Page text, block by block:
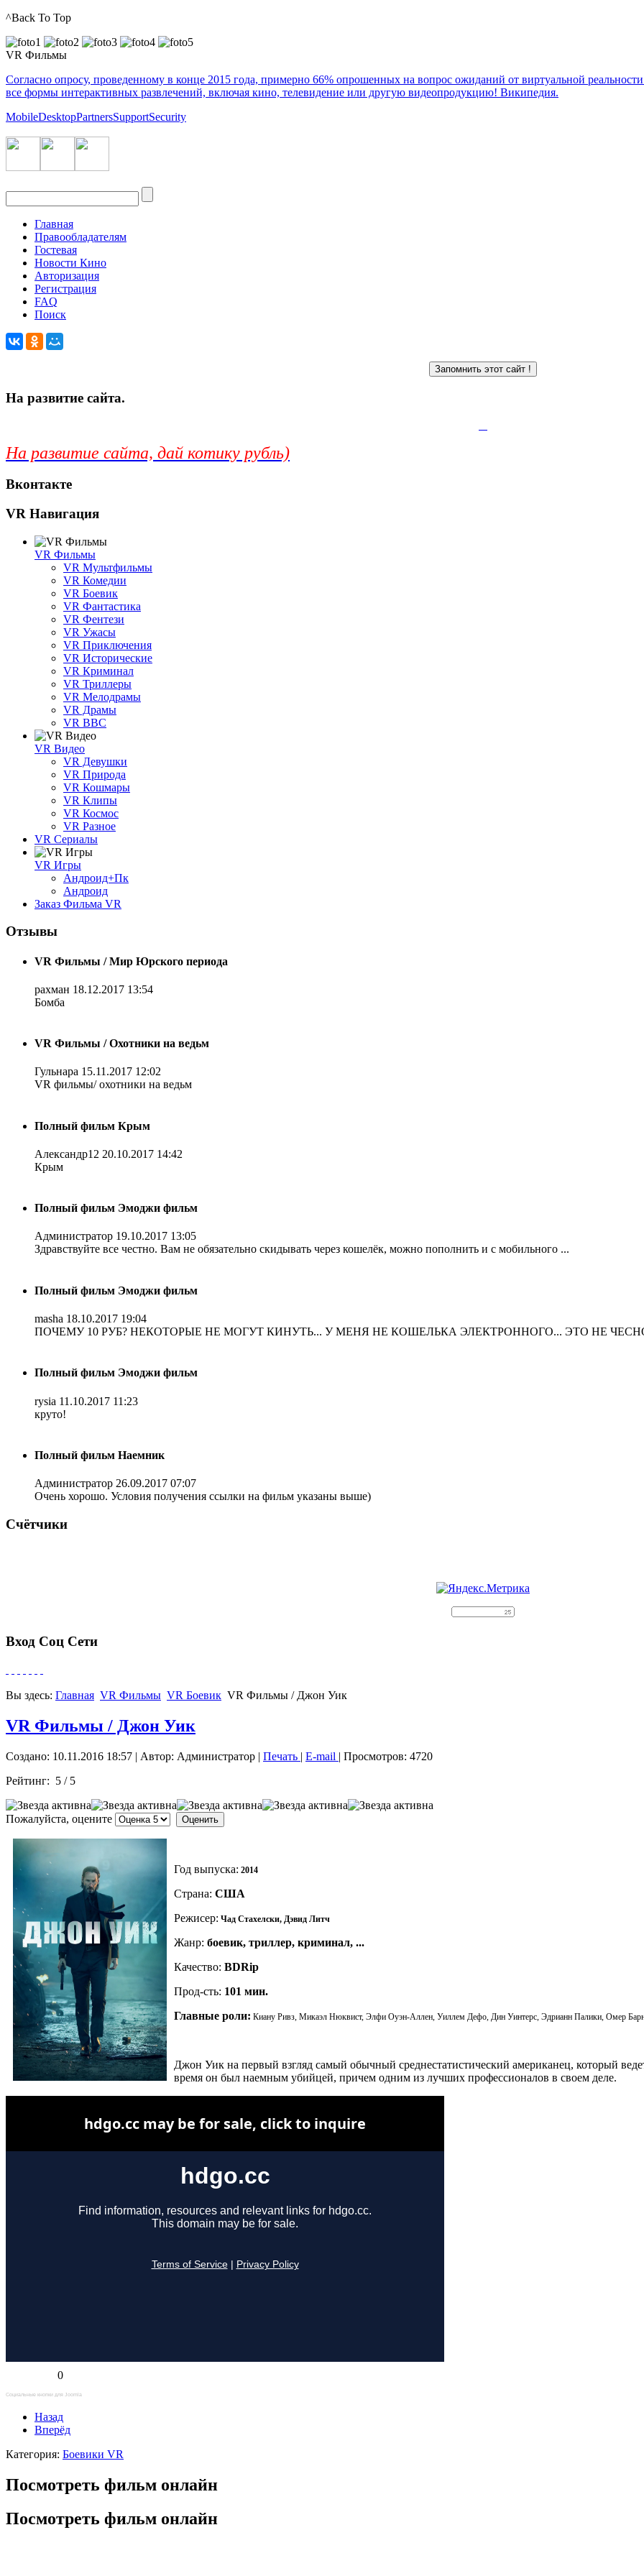
^Back To Top
VR Фильмы
Согласно опросу, проведенному в конце 2015 года, примерно 66% опрошенных на вопрос ожиданий от виртуальной
все формы интерактивных развлечений, включая кино, телевидение или другую видеопродукцию! Википедия.
MobileDesktopPartnersSupportSecurity
Главная
Правообладателям
Гостевая
Новости Кино
Авторизация
Регистрация
FAQ
Поиск
На развитие сайта.
На развитие сайта, дай котику рубль)
Вконтакте
VR Навигация
VR Фильмы
VR Мультфильмы
VR Комедии
VR Боевик
VR Фантастика
VR Фентези
VR Ужасы
VR Приключения
VR Исторические
VR Криминал
VR Триллеры
VR Мелодрамы
VR Драмы
VR BBC
VR Видео
VR Девушки
VR Природа
VR Кошмары
VR Клипы
VR Космос
VR Разное
VR Сериалы
VR Игры
Андроид+Пк
Андроид
Заказ Фильма VR
Отзывы
VR Фильмы / Мир Юрского периода
рахман 18.12.2017 13:54
Бомба
VR Фильмы / Охотники на ведьм
Гульнара 15.11.2017 12:02
VR фильмы/ охотники на ведьм
Полный фильм Крым
Александр12 20.10.2017 14:42
Крым
Полный фильм Эмоджи фильм
Администратор 19.10.2017 13:05
Здравствуйте все честно. Вам не обязательно скидывать через кошелёк, можно пополнить и с мобильного ...
Полный фильм Эмоджи фильм
masha 18.10.2017 19:04
ПОЧЕМУ 10 РУБ? НЕКОТОРЫЕ НЕ МОГУТ КИНУТЬ... У МЕНЯ НЕ КОШЕЛЬКА ЭЛЕКТРОННОГО... ЭТО НЕ
Полный фильм Эмоджи фильм
rysia 11.10.2017 11:23
круто!
Полный фильм Наемник
Администратор 26.09.2017 07:07
Очень хорошо. Условия получения ссылки на фильм указаны выше)
Счётчики
Вход Соц Сети
Вы здесь: Главная VR Фильмы VR Боевик VR Фильмы / Джон Уик
VR Фильмы / Джон Уик
Создано: 10.11.2016 18:57 | Автор: Администратор | Печать | E-mail | Просмотров: 4720
Рейтинг: 5 / 5
Пожалуйста, оцените
Год выпуска: 2014
Страна: США
Режисер: Чад Стахелски, Дэвид Литч
Жанр: боевик, триллер, криминал, ...
Качество: BDRip
Прод-сть: 101 мин.
Главные роли: Киану Ривз, Микаэл Нюквист, Элфи Оуэн-Аллен, Уиллем Дефо, Дин Уинтерс, Эдрианн Палики, Омер
Джон Уик на первый взгляд самый обычный среднестатистический американец, который
время он был наемным убийцей, причем одним из лучших профессионалов в своем деле.
0
Социальные кнопки для Joomla
Назад
Вперёд
Категория: Боевики VR
Посмотреть фильм онлайн
Посмотреть фильм онлайн